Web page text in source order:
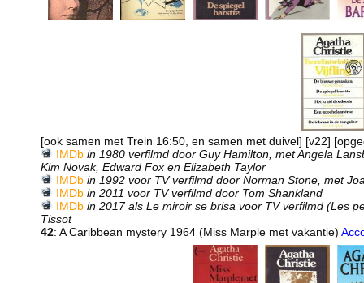
[ook samen met Trein 16:50, en samen met duivel] [v22]
IMDb in 1980 verfilmd door Guy Hamilton, met Angela
Kim Novak, Edward Fox en Elizabeth Taylor
IMDb in 1992 voor TV verfilmd door Norman Stone, met
IMDb in 2011 voor TV verfilmd door Tom Shankland
IMDb in 2017 als Le miroir se brisa voor TV verfilmd (Les
Tissot
42: A Caribbean mystery 1964 (Miss Marple met vakantie)